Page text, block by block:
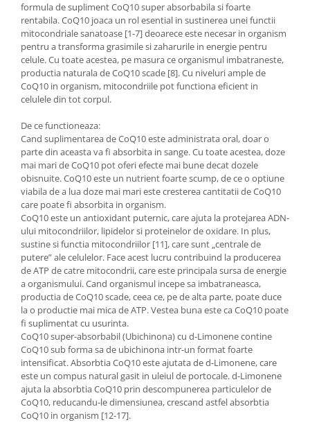
formula de supliment CoQ10 super absorbabila si foarte
rentabila. CoQ10 joaca un rol esential in sustinerea unei functii
mitocondriale sanatoase [1-7] deoarece este necesar in organism
pentru a transforma grasimile si zaharurile in energie pentru
celule. Cu toate acestea, pe masura ce organismul imbatraneste,
productia naturala de CoQ10 scade [8]. Cu niveluri ample de
CoQ10 in organism, mitocondriile pot functiona eficient in
celulele din tot corpul.
De ce functioneaza:
Cand suplimentarea de CoQ10 este administrata oral, doar o
parte din aceasta va fi absorbita in sange. Cu toate acestea, doze
mai mari de CoQ10 pot oferi efecte mai bune decat dozele
obisnuite. CoQ10 este un nutrient foarte scump, de ce o optiune
viabila de a lua doze mai mari este cresterea cantitatii de CoQ10
care poate fi absorbita in organism.
CoQ10 este un antioxidant puternic, care ajuta la protejarea ADN-
ului mitocondriilor, lipidelor si proteinelor de oxidare. In plus,
sustine si functia mitocondriilor [11], care sunt „centrale de
putere” ale celulelor. Face acest lucru contribuind la producerea
de ATP de catre mitocondrii, care este principala sursa de energie
a organismului. Cand organismul incepe sa imbatraneasca,
productia de CoQ10 scade, ceea ce, pe de alta parte, poate duce
la o productie mai mica de ATP. Vestea buna este ca CoQ10 poate
fi suplimentat cu usurinta.
CoQ10 super-absorbabil (Ubichinona) cu d-Limonene contine
CoQ10 sub forma sa de ubichinona intr-un format foarte
intensificat. Absorbtia CoQ10 este ajutata de d-Limonene, care
este un compus natural gasit in uleiul de portocale. d-Limonene
ajuta la absorbtia CoQ10 prin descompunerea particulelor de
CoQ10, reducandu-le dimensiunea, crescand astfel absorbtia
CoQ10 in organism [12-17].